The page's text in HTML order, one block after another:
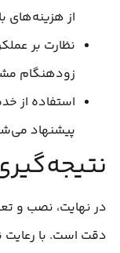
از هزینه‌های
نظارت بر
زودهنگام
استفاده از
پیشنهاد
در نهایت، نصب و
دقت است. با رعایت